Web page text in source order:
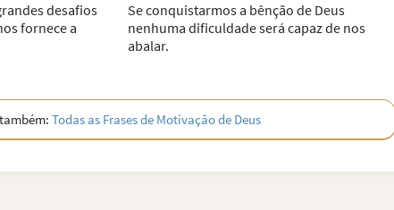
desafios
fornece a
Se conquistarmos a bênção de Deus
nenhuma dificuldade será capaz de nos
abalar.
Todas as Frases de Motivação de Deus